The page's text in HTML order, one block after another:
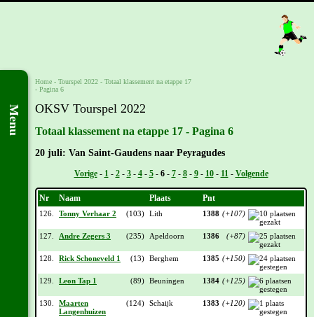
Menu
Home - Tourspel 2022 - Totaal klassement na etappe 17
- Pagina 6
OKSV Tourspel 2022
Totaal klassement na etappe 17 - Pagina 6
20 juli: Van Saint-Gaudens naar Peyragudes
Vorige- 1- 2- 3- 4- 5- 6- 7- 8- 9- 10- 11- Volgende
Nr Naam Plaats Pnt
126. Tonny Verhaar 2 (103) Lith 1388 (+107)
127. Andre Zegers 3 (235) Apeldoorn 1386 (+87)
128. Rick Schoneveld 1 (13) Berghem 1385 (+150)
129. Leon Tap 1 (89) Beuningen 1384 (+125)
130.
Maarten
Langenhuizen
(124) Schaijk 1383 (+120)